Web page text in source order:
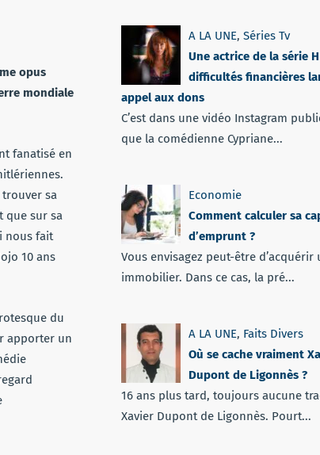
opus
mondiale
fanatisé en
sa
que sur sa
nous fait
10 ans
du
apporter un
A LA UNE, Séries Tv
Une actrice de la série
difficultés financières
appel aux dons
C’est dans une vidéo Instagram
que la comédienne Cypriane...
Economie
Comment calculer sa
d’emprunt ?
Vous envisagez peut-être d’acquérir
immobilier. Dans ce cas, la pré...
A LA UNE, Faits Divers
Où se cache vraiment
Dupont de Ligonnès ?
16 ans plus tard, toujours aucune
Xavier Dupont de Ligonnès. Pourt...